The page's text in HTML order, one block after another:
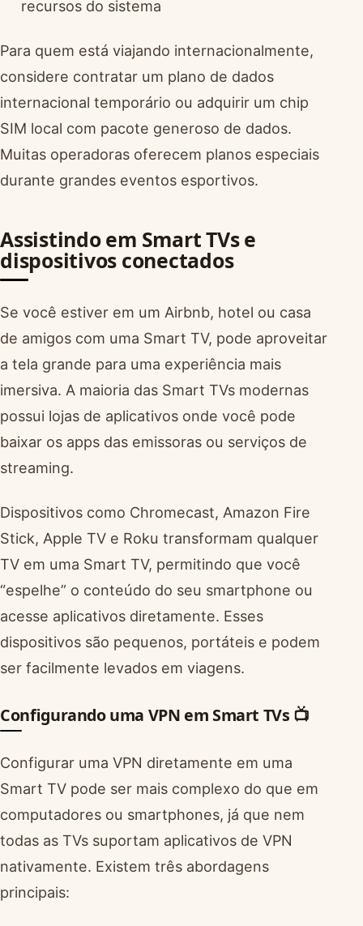
recursos do sistema
Para quem está viajando internacionalmente,
considere contratar um plano de dados
internacional temporário ou adquirir um chip
SIM local com pacote generoso de dados.
Muitas operadoras oferecem planos especiais
durante grandes eventos esportivos.
Assistindo em Smart TVs e
dispositivos conectados
Se você estiver em um Airbnb, hotel ou casa
de amigos com uma Smart TV, pode aproveitar
a tela grande para uma experiência mais
imersiva. A maioria das Smart TVs modernas
possui lojas de aplicativos onde você pode
baixar os apps das emissoras ou serviços de
streaming.
Dispositivos como Chromecast, Amazon Fire
Stick, Apple TV e Roku transformam qualquer
TV em uma Smart TV, permitindo que você
“espelhe” o conteúdo do seu smartphone ou
acesse aplicativos diretamente. Esses
dispositivos são pequenos, portáteis e podem
ser facilmente levados em viagens.
Configurando uma VPN em Smart TVs 📺
Configurar uma VPN diretamente em uma
Smart TV pode ser mais complexo do que em
computadores ou smartphones, já que nem
todas as TVs suportam aplicativos de VPN
nativamente. Existem três abordagens
principais: